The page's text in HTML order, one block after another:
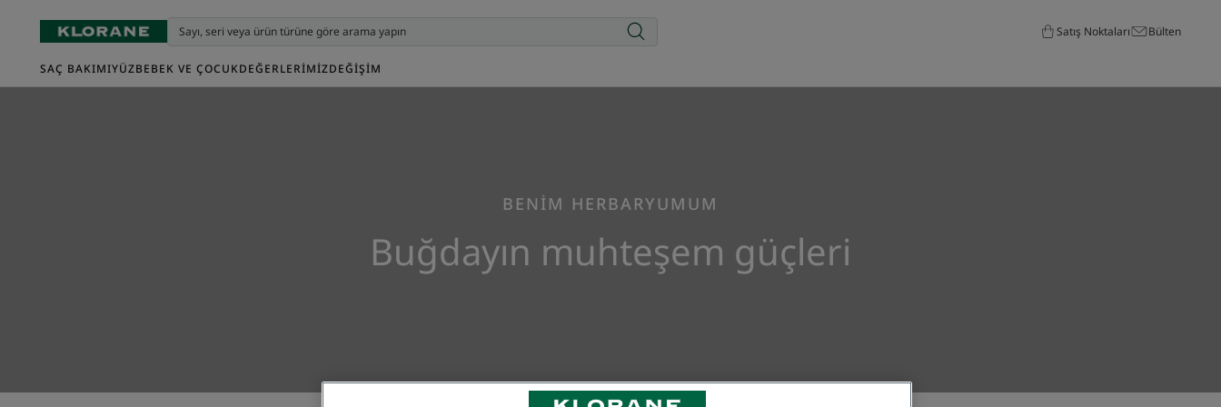
Satış Noktaları Bülten
SAÇ BAKIMIYÜZBEBEK VE ÇOCUKDEĞERLERIMIZDEĞIŞIM
BENİM HERBARYUMUM
Buğdayın muhteşem güçleri